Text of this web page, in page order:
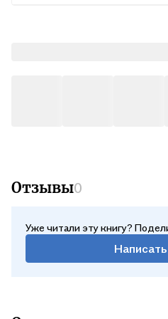
Отзывы0
Уже читали эту книгу?